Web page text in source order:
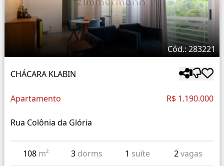
Cód.: 283221
CHÁCARA KLABIN
Apartamento R$ 1.190.000
Rua Colônia da Glória
108 m² 3 dorms 1 suíte 2vagas